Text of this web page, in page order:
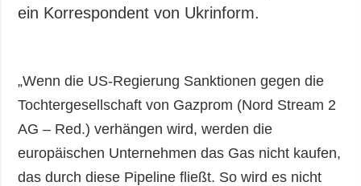
ein Korrespondent von Ukrinform.
„Wenn die US-Regierung Sanktionen gegen die
Tochtergesellschaft von Gazprom (Nord Stream 2
AG – Red.) verhängen wird, werden die
europäischen Unternehmen das Gas nicht kaufen,
das durch diese Pipeline fließt. So wird es nicht